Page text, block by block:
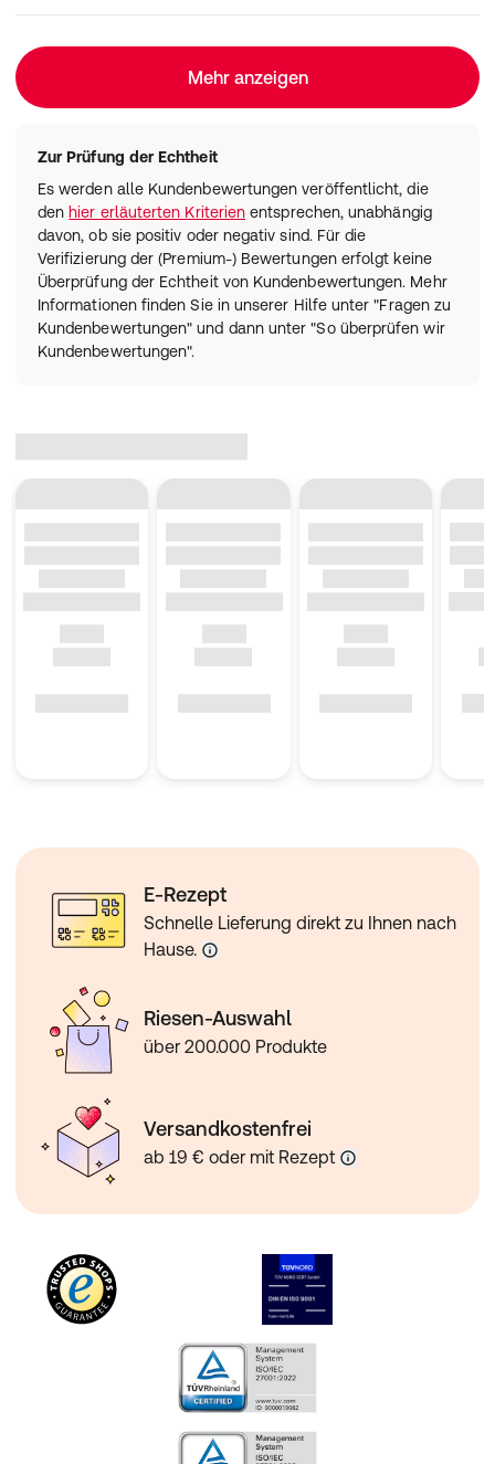
Mehr anzeigen
Zur Prüfung der Echtheit
Es werden alle Kundenbewertungen veröffentlicht, die
den hier erläuterten Kriterien entsprechen, unabhängig
davon, ob sie positiv oder negativ sind. Für die
Verifizierung der (Premium-) Bewertungen erfolgt keine
Überprüfung der Echtheit von Kundenbewertungen. Mehr
Informationen finden Sie in unserer Hilfe unter "Fragen zu
Kundenbewertungen" und dann unter "So überprüfen wir
Kundenbewertungen".
E-Rezept
Schnelle Lieferung direkt zu Ihnen nach
Hause.
Riesen-Auswahl
über 200.000 Produkte
Versandkostenfrei
ab 19 € oder mit Rezept